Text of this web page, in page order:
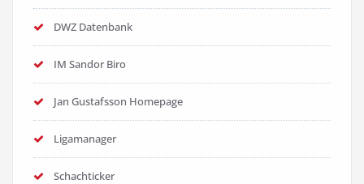
DWZ Datenbank
IM Sandor Biro
Jan Gustafsson Homepage
Ligamanager
Schachticker